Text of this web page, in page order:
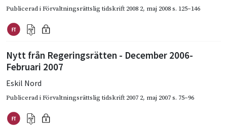
Publicerad iFörvaltningsrättslig tidskrift 2008 2, maj 2008s. 125–146
Nytt från Regeringsrätten - December 2006-
Februari 2007
Eskil Nord
Publicerad iFörvaltningsrättslig tidskrift 2007 2, maj 2007s. 75–96